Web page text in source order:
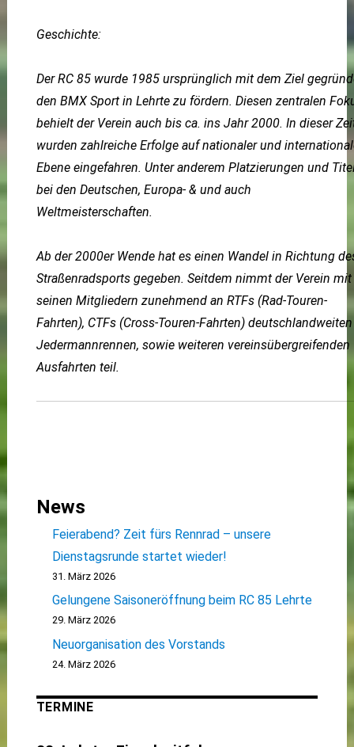
Geschichte:
Der RC 85 wurde 1985 ursprünglich mit dem Ziel
den BMX Sport in Lehrte zu fördern. Diesen zentralen
behielt der Verein auch bis ca. ins Jahr 2000. In dieser
wurden zahlreiche Erfolge auf nationaler und
Ebene eingefahren. Unter anderem Platzierungen und
bei den Deutschen, Europa- & und auch
Weltmeisterschaften.
Ab der 2000er Wende hat es einen Wandel in Richtung
Straßenradsports gegeben. Seitdem nimmt der Verein mit
seinen Mitgliedern zunehmend an RTFs (Rad-Touren-
Fahrten), CTFs (Cross-Touren-Fahrten) deutschlandweiten
Jedermannrennen, sowie weiteren vereinsübergreifenden
Ausfahrten teil.
News
Feierabend? Zeit fürs Rennrad – unsere
Dienstagsrunde startet wieder!
31. März 2026
Gelungene Saisoneröffnung beim RC 85 Lehrte
29. März 2026
Neuorganisation des Vorstands
24. März 2026
TERMINE